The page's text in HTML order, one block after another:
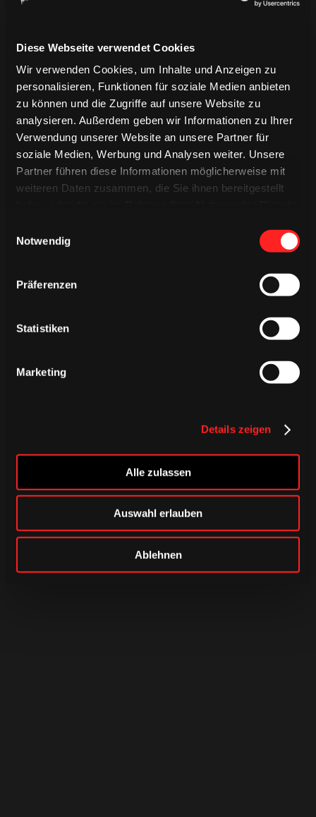
Diese Webseite verwendet Cookies
Wir verwenden Cookies, um Inhalte und Anzeigen zu
personalisieren, Funktionen für soziale Medien anbieten
zu können und die Zugriffe auf unsere Website zu
analysieren. Außerdem geben wir Informationen zu Ihrer
Verwendung unserer Website an unsere Partner für
soziale Medien, Werbung und Analysen weiter. Unsere
Partner führen diese Informationen möglicherweise mit
weiteren Daten zusammen, die Sie ihnen bereitgestellt
Notwendig
Präferenzen
Statistiken
Marketing
Details zeigen
Alle zulassen
Auswahl erlauben
Ablehnen
EREIGNISSE
PREGAME QUIZ
SPIELBERICHT
MINIGAME